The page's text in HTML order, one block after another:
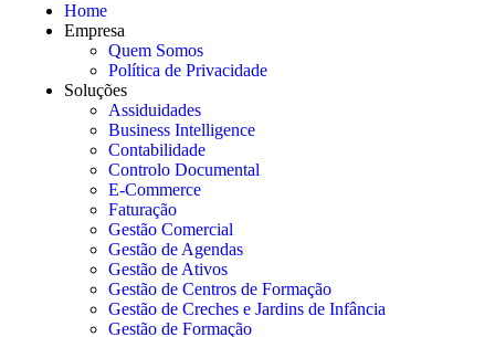
Home
Empresa
Quem Somos
Política de Privacidade
Soluções
Assiduidades
Business Intelligence
Contabilidade
Controlo Documental
E-Commerce
Faturação
Gestão Comercial
Gestão de Agendas
Gestão de Ativos
Gestão de Centros de Formação
Gestão de Creches e Jardins de Infância
Gestão de Formação